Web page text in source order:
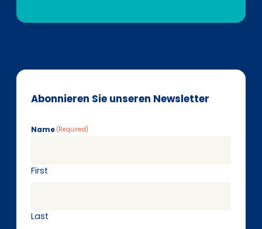
Abonnieren Sie unseren Newsletter
Name (Required)
First
Last